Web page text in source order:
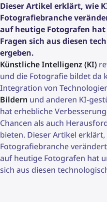
Dieser Artikel erklärt, wie
Fotografiebranche
auf heutige Fotografen
Fragen sich aus diesen
ergeben.
Künstliche Intelligenz (KI)
und die Fotografie bildet da
Integration von
Bildern und anderen KI-
hat erhebliche
Chancen als auch
bieten. Dieser Artikel erklärt,
Fotografiebranche
auf heutige Fotografen hat
sich aus diesen